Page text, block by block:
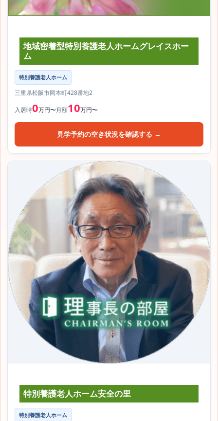
地域密着型特別養護老人ホームグレイスホー
ム
特別養護老人ホーム
三重県松阪市岡本町428番地2
入居時0万円〜月額10万円〜
見学予約の空き状況を確認する →
特別養護老人ホーム安全の里
特別養護老人ホーム